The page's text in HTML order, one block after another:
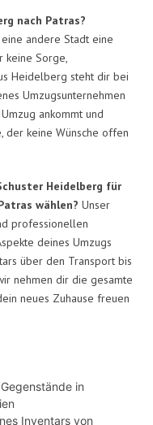
nach Patras?
andere Stadt eine
keine Sorge,
Heidelberg steht dir bei
Umzugsunternehmen
ankommt und
der keine Wünsche offen
Heidelberg für
wählen? Unser
professionellen
deines Umzugs
über den Transport bis
nehmen dir die gesamte
neues Zuhause freuen
in
Inventars von